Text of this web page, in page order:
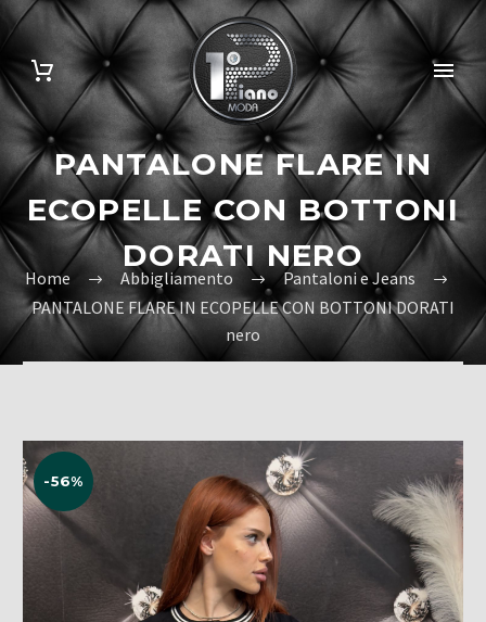
PANTALONE FLARE IN
ECOPELLE CON BOTTONI
DORATI NERO
Home Abbigliamento
Pantaloni e Jeans
PANTALONE FLARE IN ECOPELLE CON BOTTONI DORATI
nero
-56%